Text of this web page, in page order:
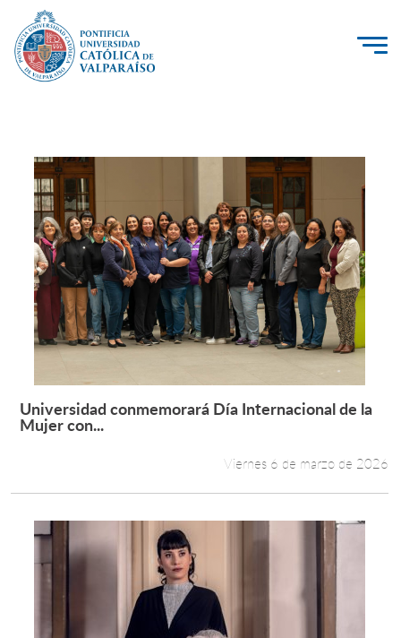
PUCV Internacional
Vinculación con el Medio
Admisión
Pregrado
Postgrado
Formación Continua
Funcionarios
Leer más +
Universidad conmemorará Día Internacional de la
Mujer con...
Viernes 6 de marzo de 2026